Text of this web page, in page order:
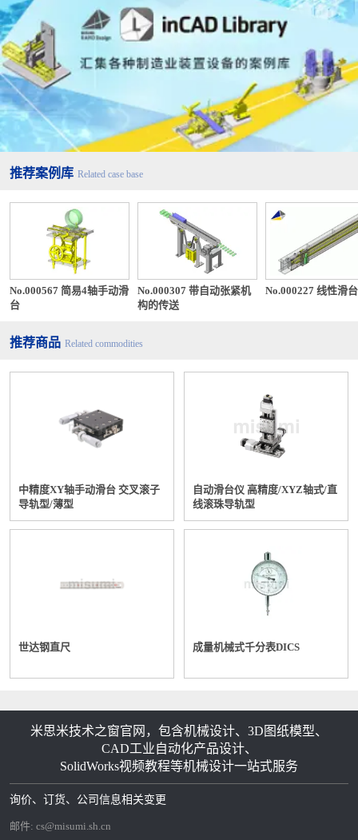
推荐案例库 Related case base
No.000567 简易4轴手动滑
台
No.000307 带自动张紧机
构的传送
No.000227 线性滑台
推荐商品 Related commodities
中精度XY轴手动滑台 交叉滚子
导轨型/薄型
自动滑台仪 高精度/XYZ轴式/直
线滚珠导轨型
世达钢直尺 成量机械式千分表DICS
米思米技术之窗官网，包含机械设计、3D图纸模型、
CAD工业自动化产品设计、
SolidWorks视频教程等机械设计一站式服务
询价、订货、公司信息相关变更
邮件: cs@misumi.sh.cn